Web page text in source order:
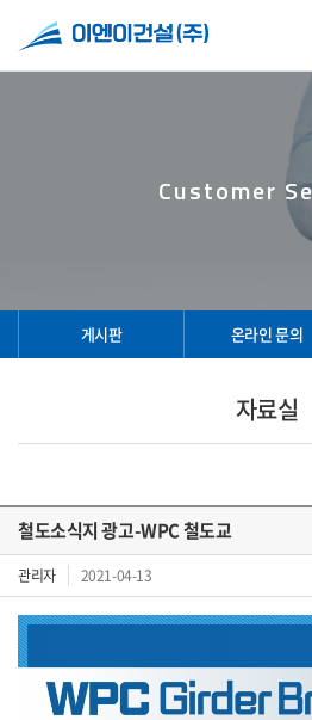
Customer
게시판 온라인 문의
자료실
철도소식지 광고-WPC 철도교
관리자 2021-04-13